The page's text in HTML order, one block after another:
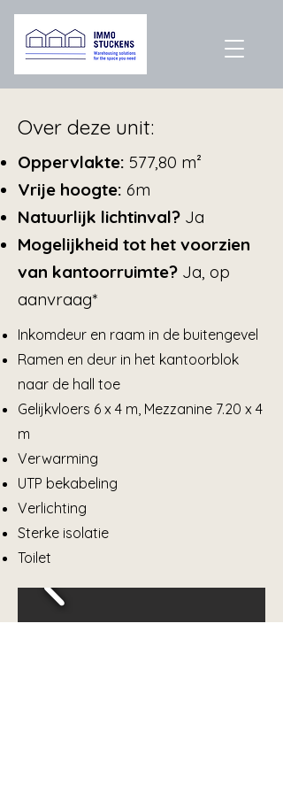
Over deze unit:
Oppervlakte: 577,80 m²
Vrije hoogte: 6m
Natuurlijk lichtinval? Ja
Mogelijkheid tot het voorzien
van kantoorruimte? Ja, op
aanvraag*
Inkomdeur en raam in de buitengevel
Ramen en deur in het kantoorblok
naar de hall toe
Gelijkvloers 6 x 4 m, Mezzanine 7.20 x 4
m
Verwarming
UTP bekabeling
Verlichting
Sterke isolatie
Toilet